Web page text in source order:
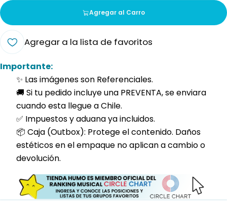
Agregar al Carro
Agregar a la lista de favoritos
Importante:
✨ Las imágenes son Referenciales.
🚚 Si tu pedido incluye una PREVENTA, se enviara
cuando esta llegue a Chile.
✅ Impuestos y aduana ya incluidos.
📦 Caja (Outbox): Protege el contenido. Daños
estéticos en el empaque no aplican a cambio o
devolución.